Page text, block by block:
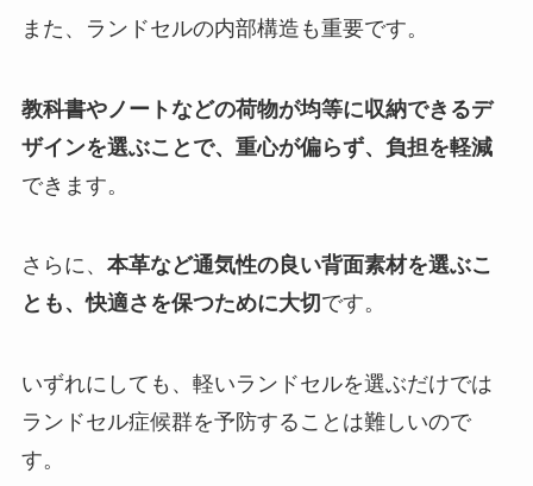
また、ランドセルの内部構造も重要です。
教科書やノートなどの荷物が均等に収納できるデ
ザインを選ぶことで、重心が偏らず、負担を軽減
できます。
さらに、 本革など通気性の良い背面素材を選ぶこ
とも、快適さを保つために大切 です。
いずれにしても、軽いランドセルを選ぶだけでは
ランドセル症候群を予防することは難しいので
す。